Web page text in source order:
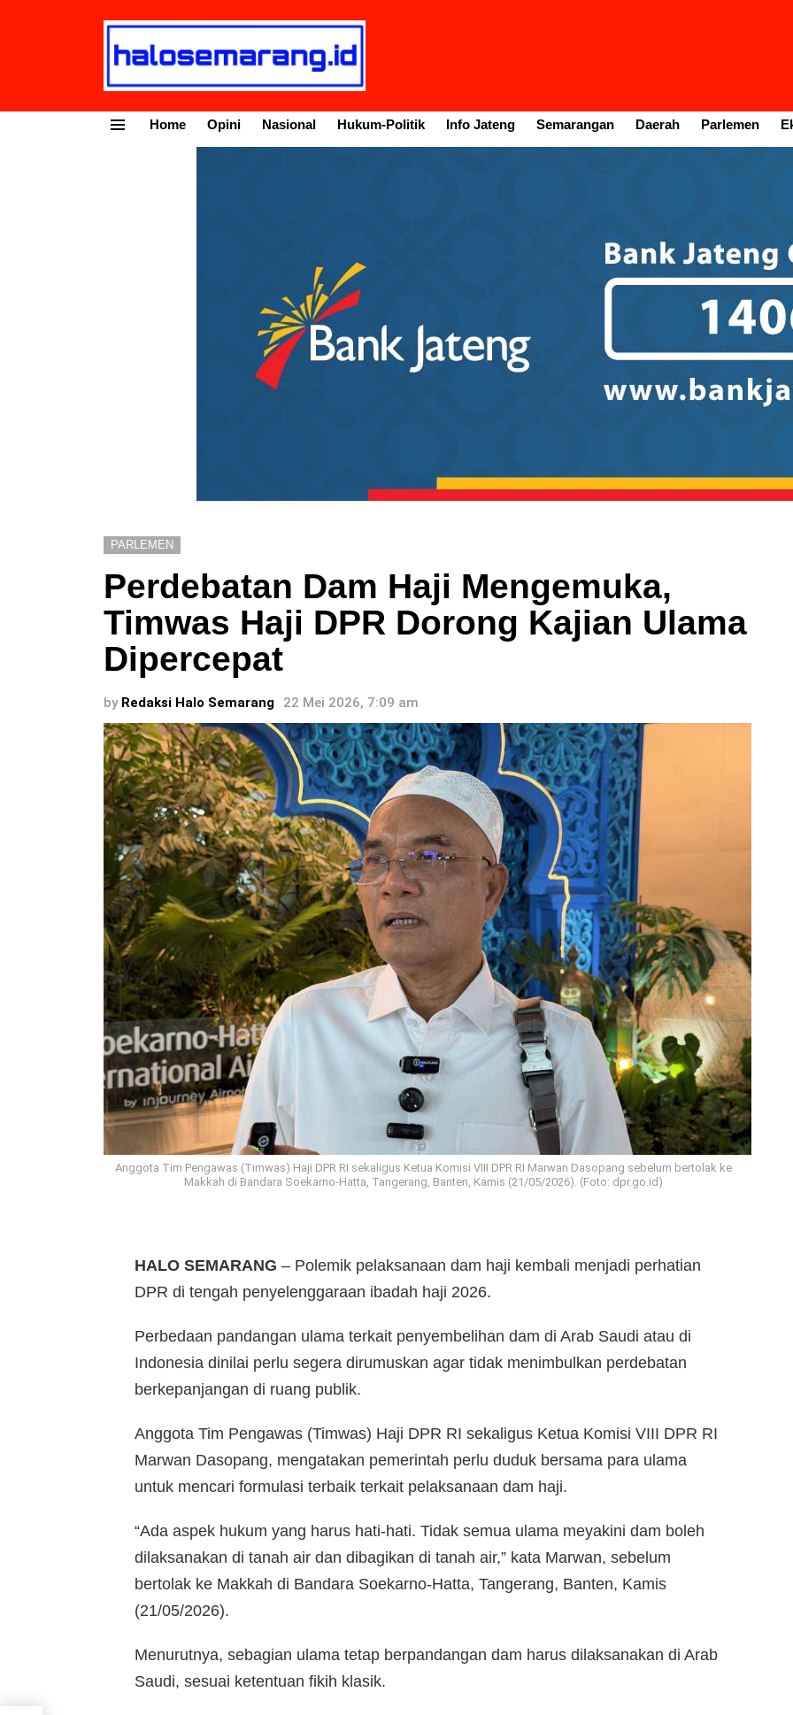
Home Opini Nasional Hukum-Politik Info Jateng Semarangan Daerah Parlemen
PARLEMEN
Perdebatan Dam Haji Mengemuka,
Timwas Haji DPR Dorong Kajian Ulama
Dipercepat
by Redaksi Halo Semarang 22 Mei 2026, 7:09 am
Anggota Tim Pengawas (Timwas) Haji DPR RI sekaligus Ketua Komisi VIII DPR RI Marwan Dasopang sebelum bertolak ke
Makkah di Bandara Soekarno-Hatta, Tangerang, Banten, Kamis (21/05/2026). (Foto: dpr.go.id)
HALO SEMARANG – Polemik pelaksanaan dam haji kembali menjadi perhatian
DPR di tengah penyelenggaraan ibadah haji 2026.
Perbedaan pandangan ulama terkait penyembelihan dam di Arab Saudi atau di
Indonesia dinilai perlu segera dirumuskan agar tidak menimbulkan perdebatan
berkepanjangan di ruang publik.
Anggota Tim Pengawas (Timwas) Haji DPR RI sekaligus Ketua Komisi VIII DPR RI
Marwan Dasopang, mengatakan pemerintah perlu duduk bersama para ulama
untuk mencari formulasi terbaik terkait pelaksanaan dam haji.
“Ada aspek hukum yang harus hati-hati. Tidak semua ulama meyakini dam boleh
dilaksanakan di tanah air dan dibagikan di tanah air,” kata Marwan, sebelum
bertolak ke Makkah di Bandara Soekarno-Hatta, Tangerang, Banten, Kamis
(21/05/2026).
Menurutnya, sebagian ulama tetap berpandangan dam harus dilaksanakan di Arab
Saudi, sesuai ketentuan fikih klasik.